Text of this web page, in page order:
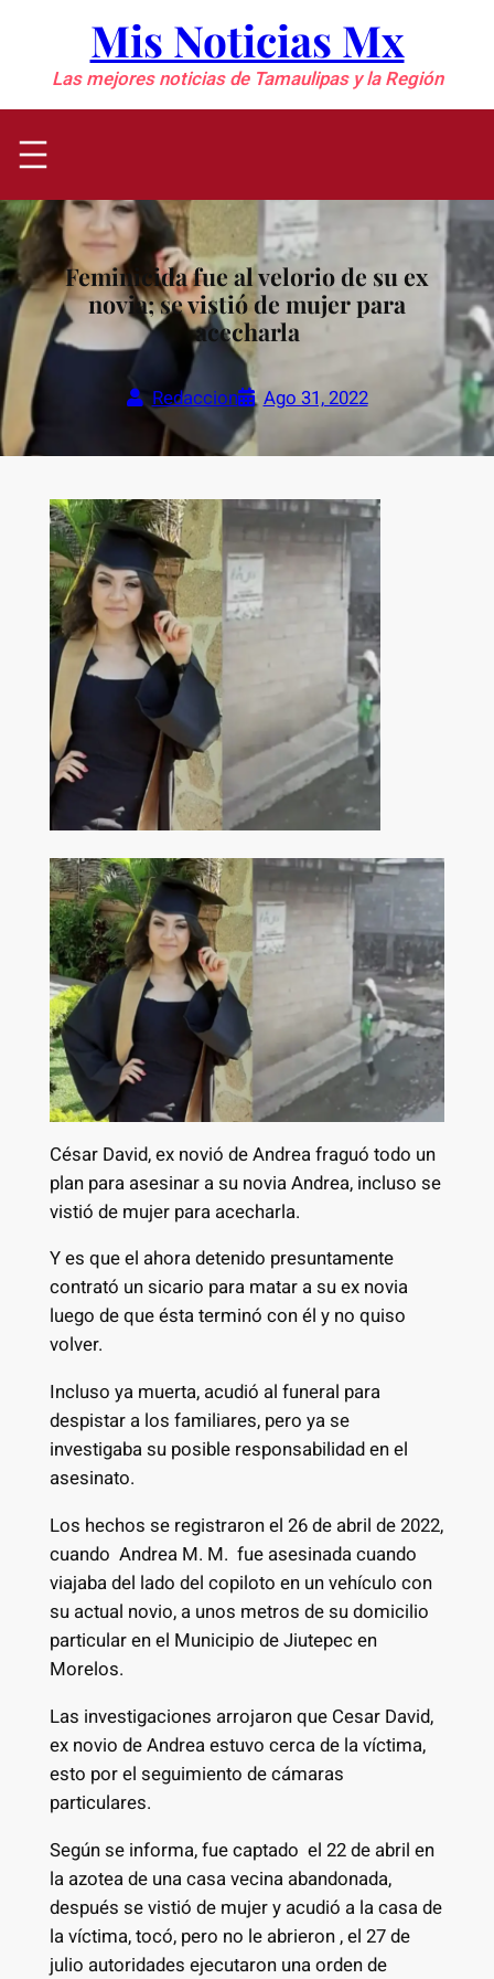
contenido
Mis Noticias Mx
Las mejores noticias de Tamaulipas y la Región
Feminicida fue al velorio de su ex
novia; se vistió de mujer para
acecharla
Redaccion Ago 31, 2022
César David, ex novió de Andrea fraguó todo un
plan para asesinar a su novia Andrea, incluso se
vistió de mujer para acecharla.
Y es que el ahora detenido presuntamente
contrató un sicario para matar a su ex novia
luego de que ésta terminó con él y no quiso
volver.
Incluso ya muerta, acudió al funeral para
despistar a los familiares, pero ya se
investigaba su posible responsabilidad en el
asesinato.
Los hechos se registraron el 26 de abril de 2022,
cuando Andrea M. M. fue asesinada cuando
viajaba del lado del copiloto en un vehículo con
su actual novio, a unos metros de su domicilio
particular en el Municipio de Jiutepec en
Morelos.
Las investigaciones arrojaron que Cesar David,
ex novio de Andrea estuvo cerca de la víctima,
esto por el seguimiento de cámaras
particulares.
Según se informa, fue captado el 22 de abril en
la azotea de una casa vecina abandonada,
después se vistió de mujer y acudió a la casa de
la víctima, tocó, pero no le abrieron , el 27 de
julio autoridades ejecutaron una orden de